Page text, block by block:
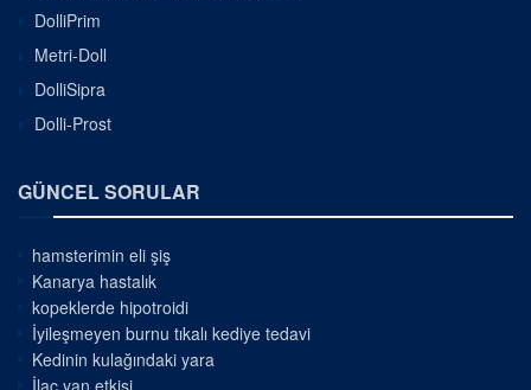
DolliPrim
Metri-Doll
DolliSipra
Dolli-Prost
GÜNCEL SORULAR
hamsterimin eli şiş
Kanarya hastalık
kopeklerde hipotroidi
İyileşmeyen burnu tıkalı kediye tedavi
Kedinin kulağındaki yara